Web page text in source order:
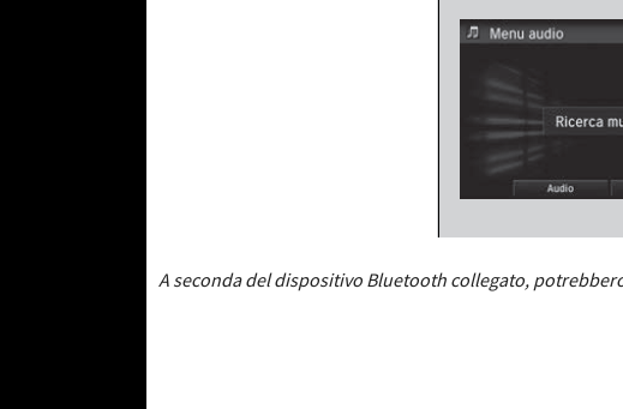
A seconda del dispositivo Bluetooth collegato,